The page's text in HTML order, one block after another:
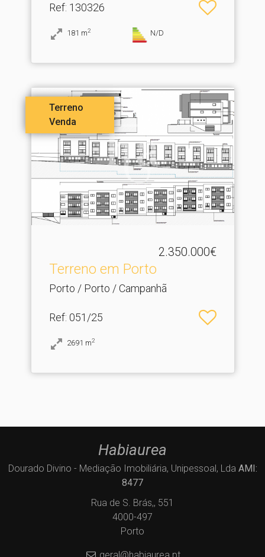
Ref: 130326
181 m2 N/D
Terreno
Venda
2.350.000€
Terreno em Porto
Porto / Porto / Campanhã
Ref: 051/25
2691 m2
Habiaurea
Dourado Divino - Mediação Imobiliária, Unipessoal, Lda AMI:
8477
Rua de S. Brás,, 551
4000-497
Porto
geral@habiaurea.pt